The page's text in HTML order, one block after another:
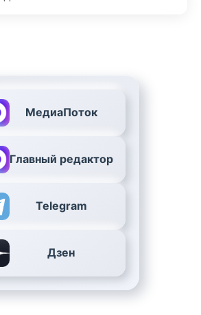
МедиаПоток
Главный редактор
Telegram
Дзен